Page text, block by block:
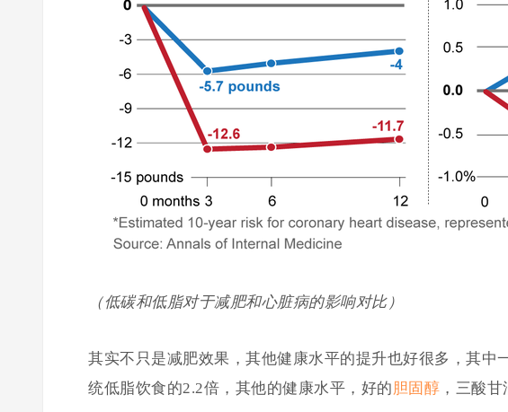
（低碳和低脂对于减肥和心脏病的影响对比）
其实不只是减肥效果，其他健康水平的提升也好很多，其中
统低脂饮食的2.2倍，其他的健康水平，好的胆固醇 ，三酸